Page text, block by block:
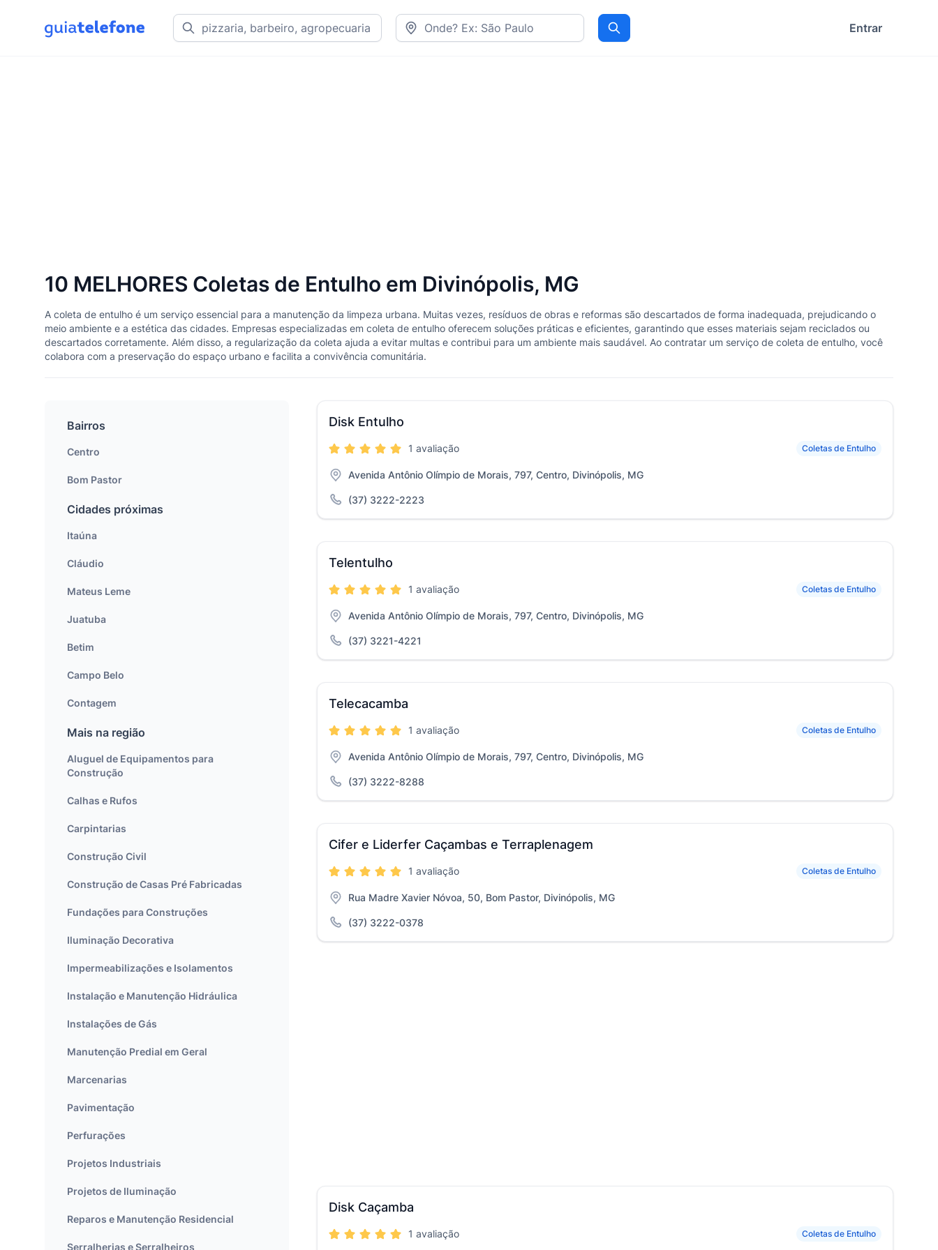
Procurar Entrar
10 MELHORES Coletas de Entulho em Divinópolis, MG
A coleta de entulho é um serviço essencial para a manutenção da limpeza urbana. Muitas vezes, resíduos de obras e reformas são descartados de forma inadequada, prejudicando o
meio ambiente e a estética das cidades. Empresas especializadas em coleta de entulho oferecem soluções práticas e eficientes, garantindo que esses materiais sejam reciclados ou
descartados corretamente. Além disso, a regularização da coleta ajuda a evitar multas e contribui para um ambiente mais saudável. Ao contratar um serviço de coleta de entulho, você
colabora com a preservação do espaço urbano e facilita a convivência comunitária.
Disk Entulho
Coletas de Entulho
1 avaliação
Avenida Antônio Olímpio de Morais, 797, Centro, Divinópolis, MG
(37) 3222-2223
Telentulho
Coletas de Entulho
1 avaliação
Avenida Antônio Olímpio de Morais, 797, Centro, Divinópolis, MG
(37) 3221-4221
Telecacamba
Coletas de Entulho
1 avaliação
Avenida Antônio Olímpio de Morais, 797, Centro, Divinópolis, MG
(37) 3222-8288
Cifer e Liderfer Caçambas e Terraplenagem
Coletas de Entulho
1 avaliação
Rua Madre Xavier Nóvoa, 50, Bom Pastor, Divinópolis, MG
(37) 3222-0378
Disk Caçamba
Coletas de Entulho
1 avaliação
Bairros
Centro
Bom Pastor
Cidades próximas
Itaúna
Cláudio
Mateus Leme
Juatuba
Betim
Campo Belo
Contagem
Mais na região
Aluguel de Equipamentos para
Construção
Calhas e Rufos
Carpintarias
Construção Civil
Construção de Casas Pré Fabricadas
Fundações para Construções
Iluminação Decorativa
Impermeabilizações e Isolamentos
Instalação e Manutenção Hidráulica
Instalações de Gás
Manutenção Predial em Geral
Marcenarias
Pavimentação
Perfurações
Projetos Industriais
Projetos de Iluminação
Reparos e Manutenção Residencial
Serralherias e Serralheiros